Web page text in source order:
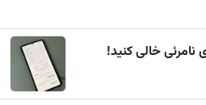
نامرئی خالی کنید!